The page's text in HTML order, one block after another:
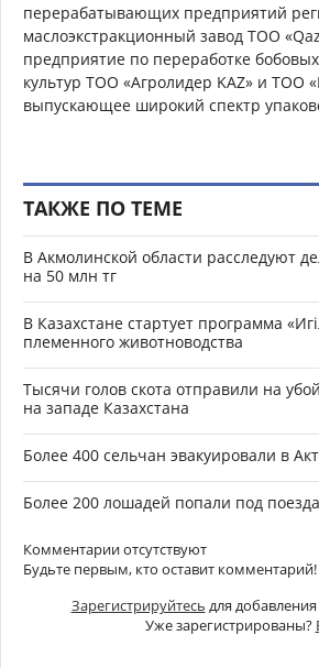
перерабатывающих предприятий
маслоэкстракционный завод ТОО
предприятие по переработке
культур ТОО «Агролидер KAZ» и ТОО
выпускающее широкий спектр
ТАКЖЕ ПО ТЕМЕ
В Акмолинской области расследуют
на 50 млн тг
В Казахстане стартует программа
племенного животноводства
Тысячи голов скота отправили на
на западе Казахстана
Более 400 сельчан эвакуировали в
Более 200 лошадей попали под
Комментарии отсутствуют
Будьте первым, кто оставит комментарий!
Зарегистрируйтесь для
Уже зарегистрированы?